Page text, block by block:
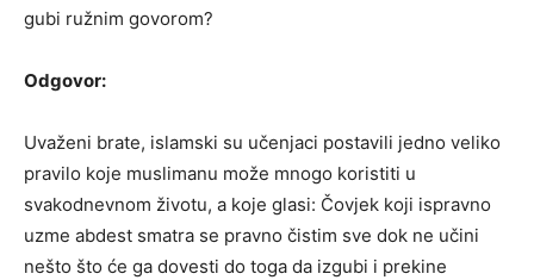
gubi ružnim govorom?
Odgovor:
Uvaženi brate, islamski su učenjaci postavili jedno veliko
pravilo koje muslimanu može mnogo koristiti u
svakodnevnom životu, a koje glasi: Čovjek koji ispravno
uzme abdest smatra se pravno čistim sve dok ne učini
nešto što će ga dovesti do toga da izgubi i prekine